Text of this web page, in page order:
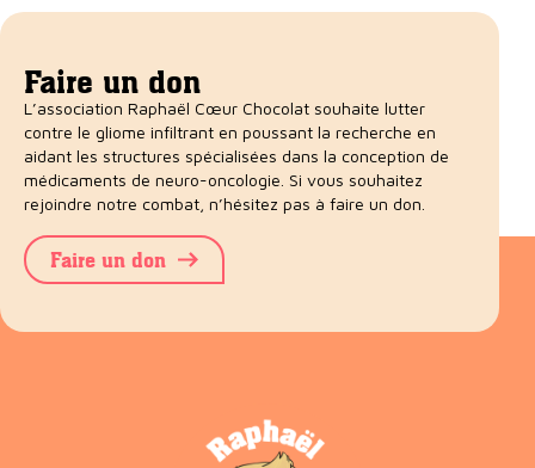
Faire un don
L’association Raphaël Cœur Chocolat souhaite lutter
contre le gliome infiltrant en poussant la recherche en
aidant les structures spécialisées dans la conception de
médicaments de neuro-oncologie. Si vous souhaitez
rejoindre notre combat, n’hésitez pas à faire un don.
Faire un don